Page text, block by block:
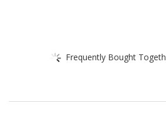
Frequently Bought